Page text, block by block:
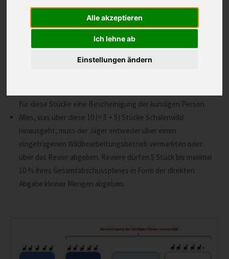
Alle akzeptieren
Ich lehne ab
Einstellungen ändern
Jeder Jäger darf maximal 5 Stück Schalenwild pro Jahr für den
Eigengebrauch vorsehen. Für diese 5 Stücke braucht es keine
Bescheinigung der kundigen Person.
Wie bisher darf jeder Jäger maximal 5 Stück Schalenwild pro
Jahr mit Bescheinigung der kundigen Person an Dritte
für diese Stücke eine Bescheinigung der kundigen Person.
Alles, was über diese 10 (= 5 + 5) Stücke Schalenwild
hinausgeht, muss der Jäger entweder über einen
eingetragenen Wildbearbeitungsbetrieb vermarkten oder
über das Revier abgeben. Reviere dürfen 5 Stück bis maximal
10 % ihres Gesamtabschussplanes in Form der direkten
Abgabe kleiner Mengen abgeben.